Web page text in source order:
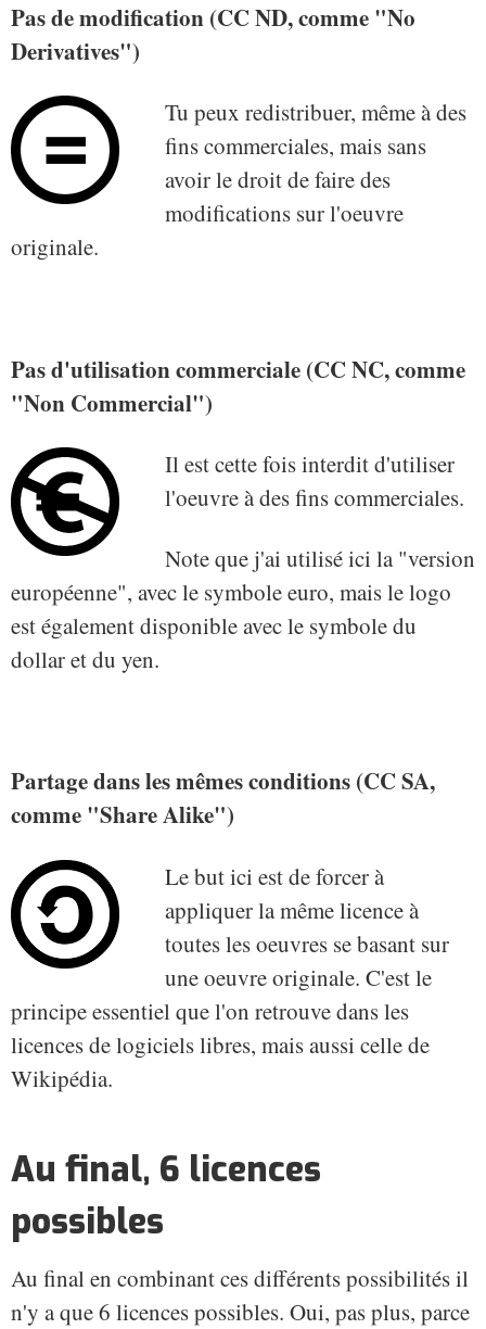
Pas de modification (CC ND, comme "No
Derivatives")
Tu peux redistribuer, même à des
fins commerciales, mais sans
avoir le droit de faire des
modifications sur l'oeuvre
originale.
Pas d'utilisation commerciale (CC NC, comme
"Non Commercial")
Il est cette fois interdit d'utiliser
l'oeuvre à des fins commerciales.
Note que j'ai utilisé ici la "version
européenne", avec le symbole euro, mais le logo
est également disponible avec le symbole du
dollar et du yen.
Partage dans les mêmes conditions (CC SA,
comme "Share Alike")
Le but ici est de forcer à
appliquer la même licence à
toutes les oeuvres se basant sur
une oeuvre originale. C'est le
principe essentiel que l'on retrouve dans les
licences de logiciels libres, mais aussi celle de
Wikipédia.
Au final, 6 licences
possibles
Au final en combinant ces différents possibilités il
n'y a que 6 licences possibles. Oui, pas plus, parce